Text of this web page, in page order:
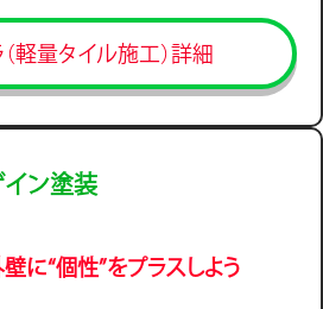
軽量タイル施工）詳細
イン塗装
に“個性”をプラスしよう